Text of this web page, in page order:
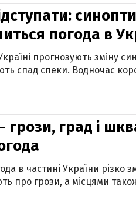
погода в
прогнозують зміну
спад спеки. Водночас
грози, град і
в частині України різко
про грози, а місцями